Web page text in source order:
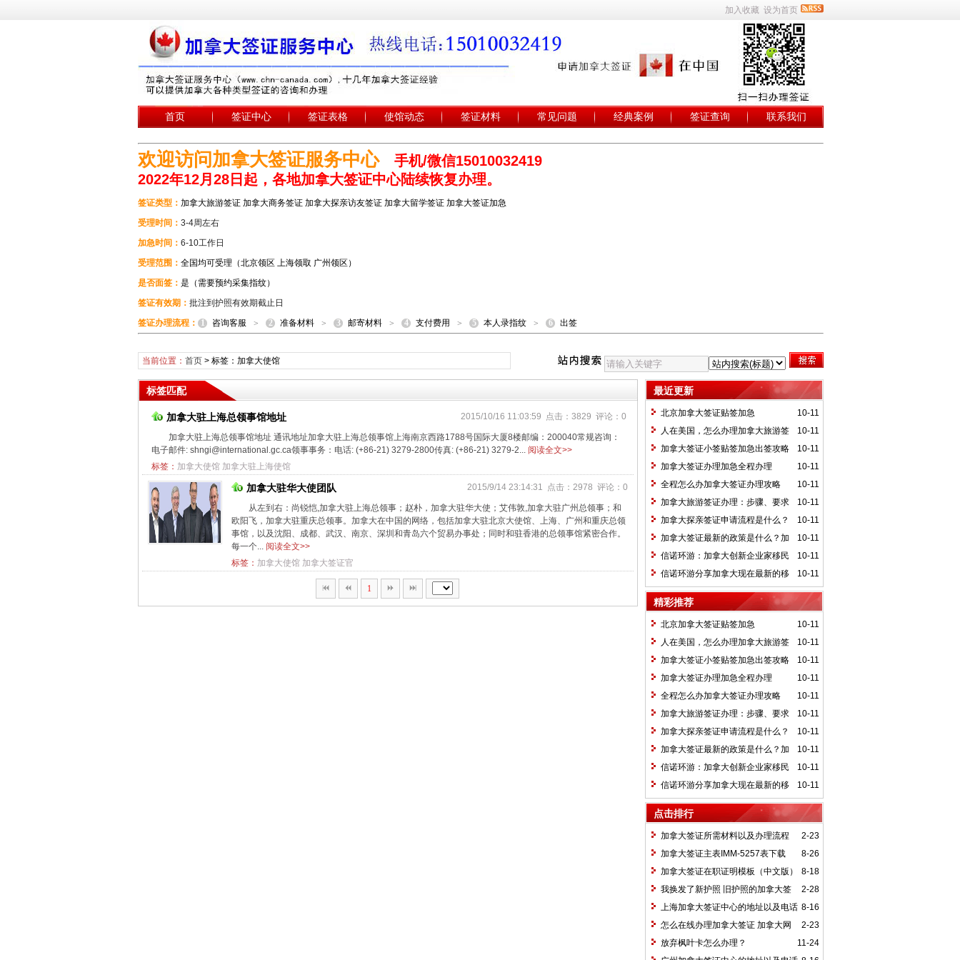
加入收藏 设为首页
首页 签证中心 签证表格 使馆动态 签证材料 常见问题 经典案例 签证查询 联系我们
欢迎访问加拿大签证服务中心
手机/微信15010032419
2022年12月28日起，各地加拿大签证中心陆续恢复办理。
签证类型： 加拿大旅游签证 加拿大商务签证 加拿大探亲访友签证 加拿大留学签证 加拿大签证加急
受理时间： 3-4周左右
加急时间： 6-10工作日
受理范围： 全国均可受理（北京领区 上海领取 广州领区）
是否面签： 是（需要预约采集指纹）
签证有效期： 批注到护照有效期截止日
签证办理流程： 1 咨询客服 > 2 准备材料 > 3 邮寄材料 > 4 支付费用 > 5 本人录指纹 > 6 出签
当前位置： 首页> 标签：加拿大使馆
标签匹配
2015/10/16 11:03:59 点击：3829 评论：0
加拿大驻上海总领事馆地址
加拿大驻上海总领事馆地址 通讯地址加拿大驻上海总领事馆上海南京西路1788号国际大厦8楼邮编：200040常规咨询：
电子邮件: shngi@international.gc.ca领事事务：电话: (+86-21) 3279-2800传真: (+86-21) 3279-2... 阅读全文>>
标签： 加拿大使馆 加拿大驻上海使馆
2015/9/14 23:14:31 点击：2978 评论：0
加拿大驻华大使团队
从左到右：尚锐恺,加拿大驻上海总领事；赵朴，加拿大驻华大使；艾伟敦,加拿大驻广州总领事；和
欧阳飞，加拿大驻重庆总领事。加拿大在中国的网络，包括加拿大驻北京大使馆、上海、广州和重庆总领
事馆，以及沈阳、成都、武汉、南京、深圳和青岛六个贸易办事处；同时和驻香港的总领事馆紧密合作。
每一个... 阅读全文>>
标签： 加拿大使馆 加拿大签证官
1
最近更新
10-11
北京加拿大签证贴签加急
10-11
人在美国，怎么办理加拿大旅游签
证
10-11
加拿大签证小签贴签加急出签攻略
10-11
加拿大签证办理加急全程办理
10-11
全程怎么办加拿大签证办理攻略
10-11
加拿大旅游签证办理：步骤、要求
与注意事项
10-11
加拿大探亲签证申请流程是什么？
需要准备的申请材料有哪些？
10-11
加拿大签证最新的政策是什么？加
拿大签证办理费用一般需要多少钱
10-11
信诺环游：加拿大创新企业家移民
项目(SUV)
10-11
信诺环游分享加拿大现在最新的移
民政策是什么？加拿大移民好办吗？加拿
大移民需要多少钱？
精彩推荐
10-11
北京加拿大签证贴签加急
10-11
人在美国，怎么办理加拿大旅游签
证
10-11
加拿大签证小签贴签加急出签攻略
10-11
加拿大签证办理加急全程办理
10-11
全程怎么办加拿大签证办理攻略
10-11
加拿大旅游签证办理：步骤、要求
与注意事项
10-11
加拿大探亲签证申请流程是什么？
需要准备的申请材料有哪些？
10-11
加拿大签证最新的政策是什么？加
拿大签证办理费用一般需要多少钱
10-11
信诺环游：加拿大创新企业家移民
项目(SUV)
10-11
信诺环游分享加拿大现在最新的移
民政策是什么？加拿大移民好办吗？加拿
大移民需要多少钱？
点击排行
2-23
加拿大签证所需材料以及办理流程
8-26
加拿大签证主表IMM-5257表下载
8-18
加拿大签证在职证明模板（中文版）
2-28
我换发了新护照 旧护照的加拿大签
证没有过期还能用吗？
8-16
上海加拿大签证中心的地址以及电话
2-23
怎么在线办理加拿大签证 加拿大网
申流程
11-24
放弃枫叶卡怎么办理？